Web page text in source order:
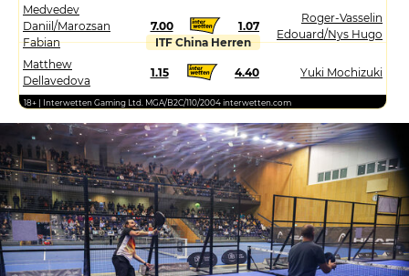
Medvedev
Daniil/Marozsan
Fabian
7.00 1.07
Roger-Vasselin
Edouard/Nys Hugo
ITF China Herren
Matthew
Dellavedova
1.15 4.40 Yuki Mochizuki
18+ | Interwetten Gaming Ltd. MGA/B2C/110/2004 interwetten.com